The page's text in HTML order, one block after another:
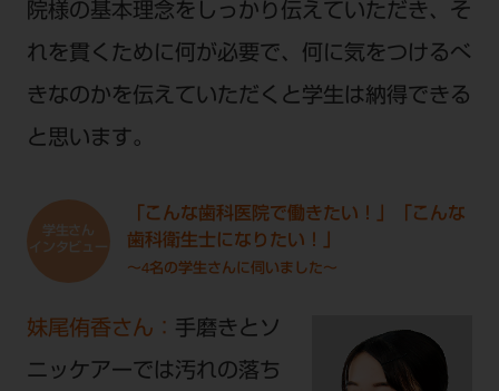
院様の基本理念をしっかり伝えていただき、そ
れを貫くために何が必要で、何に気をつけるべ
きなのかを伝えていただくと学生は納得できる
と思います。
「こんな歯科医院で働きたい！」「こんな
歯科衛生士になりたい！」
～4名の学生さんに伺いました～
妹尾侑香さん： 手磨きとソ
ニッケアーでは汚れの落ち